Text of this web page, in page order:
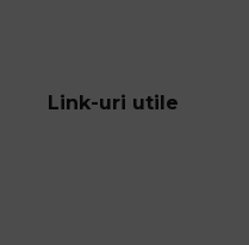
Link-uri utile